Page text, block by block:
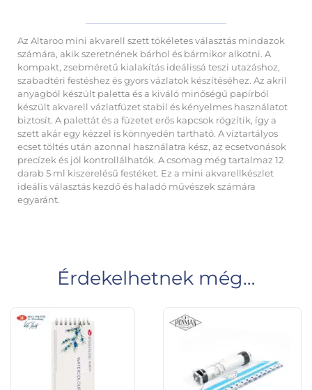
Az Altaroo mini akvarell szett tökéletes választás mindazok
számára, akik szeretnének bárhol és bármikor alkotni. A
kompakt, zsebméretű kialakítás ideálissá teszi utazáshoz,
szabadtéri festéshez és gyors vázlatok készítéséhez. Az akril
anyagból készült paletta és a kiváló minőségű papírból
készült akvarell vázlatfüzet stabil és kényelmes használatot
biztosít. A palettát és a füzetet erős kapcsok rögzítik, így a
szett akár egy kézzel is könnyedén tartható. A víztartályos
ecset töltés után azonnal használatra kész, az ecsetvonások
precízek és jól kontrollálhatók. A csomag még tartalmaz 12
darab 5 ml kiszerelésű festéket. Ez a mini akvarellkészlet
ideális választás kezdő és haladó művészek számára
egyaránt.
Érdekelhetnek még…